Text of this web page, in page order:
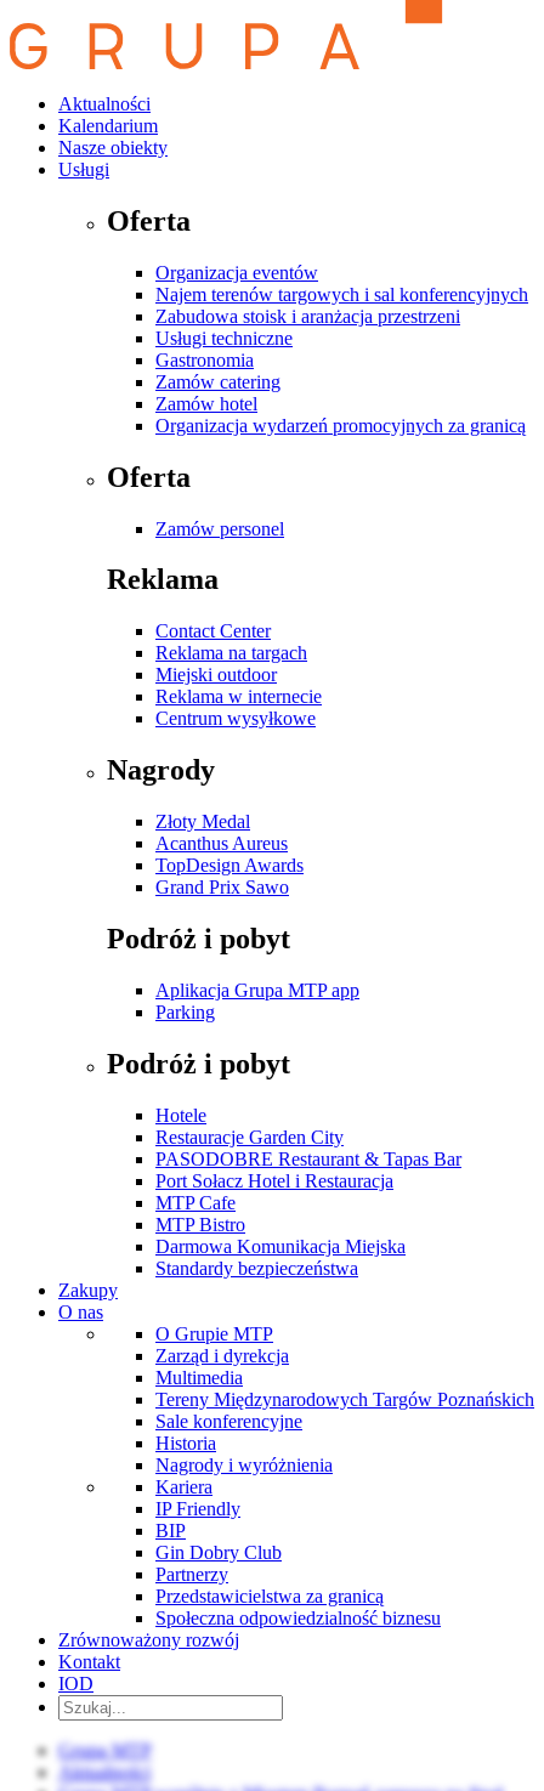
Aktualności
Kalendarium
Nasze obiekty
Usługi
Oferta
Organizacja eventów
Najem terenów targowych i sal konferencyjnych
Zabudowa stoisk i aranżacja przestrzeni
Usługi techniczne
Gastronomia
Zamów catering
Zamów hotel
Organizacja wydarzeń promocyjnych za granicą
Oferta
Zamów personel
Reklama
Contact Center
Reklama na targach
Miejski outdoor
Reklama w internecie
Centrum wysyłkowe
Nagrody
Złoty Medal
Acanthus Aureus
TopDesign Awards
Grand Prix Sawo
Podróż i pobyt
Aplikacja Grupa MTP app
Parking
Podróż i pobyt
Hotele
Restauracje Garden City
PASODOBRE Restaurant & Tapas Bar
Port Sołacz Hotel i Restauracja
MTP Cafe
MTP Bistro
Darmowa Komunikacja Miejska
Standardy bezpieczeństwa
Zakupy
O nas
O Grupie MTP
Zarząd i dyrekcja
Multimedia
Tereny Międzynarodowych Targów Poznańskich
Sale konferencyjne
Historia
Nagrody i wyróżnienia
Kariera
IP Friendly
BIP
Gin Dobry Club
Partnerzy
Przedstawicielstwa za granicą
Społeczna odpowiedzialność biznesu
Zrównoważony rozwój
Kontakt
IOD
Grupa MTP
Aktualności